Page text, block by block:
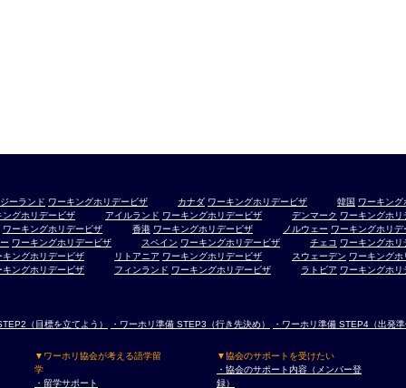
ーランド ワーキングホリデービザ カナダ ワーキングホリデービザ 韓国 ワーキング
ングホリデービザ
アイルランド ワーキングホリデービザ デンマーク ワーキングホリ
ワーキングホリデービザ
香港 ワーキングホリデービザ ノルウェー ワーキングホリデ
ワーキングホリデービザ スペイン ワーキングホリデービザ チェコ ワーキングホリ
キングホリデービザ
リトアニア ワーキングホリデービザ スウェーデン ワーキングホ
キングホリデービザ
フィンランド ワーキングホリデービザ ラトビア ワーキングホリ
（目標を立てよう） ・ワーホリ準備 STEP3（行き先決め） ・ワーホリ準備 STEP4（出発
▼ワーホリ協会が考える語学留
学
・留学サポート
▼協会のサポートを受けたい
・協会のサポート内容（メンバー登
録）